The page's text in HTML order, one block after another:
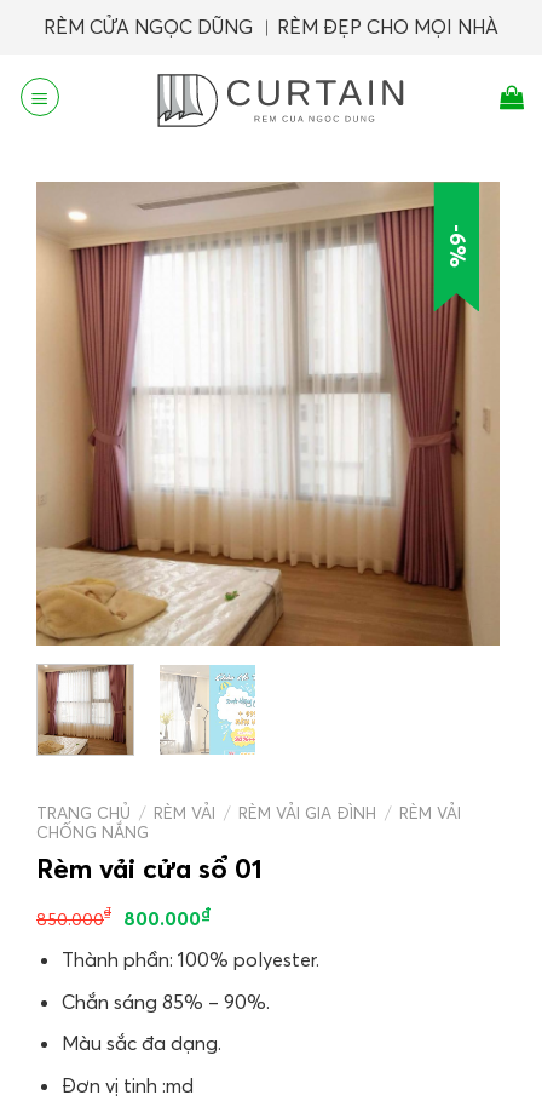
content
RÈM CỬA NGỌC DŨNG ︱RÈM ĐẸP CHO MỌI NHÀ
-6%
TRANG CHỦ / RÈM VẢI / RÈM VẢI GIA ĐÌNH / RÈM VẢI
CHỐNG NẮNG
Rèm vải cửa sổ 01
850.000₫ 800.000₫
Thành phần: 100% polyester.
Chắn sáng 85% – 90%.
Màu sắc đa dạng.
Đơn vị tinh :md